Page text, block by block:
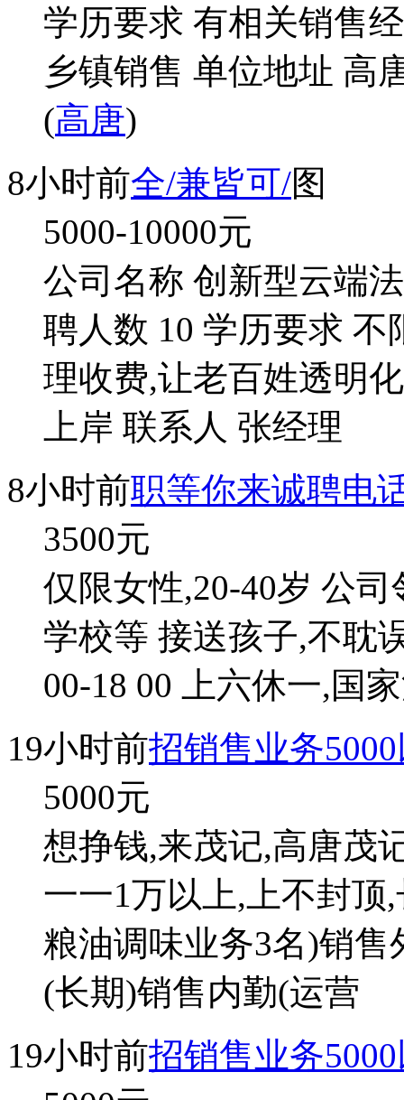
学历要求 有相关销售
乡镇销售 单位地址 高
(高唐)
8小时前全/兼皆可/图
5000-10000元
公司名称 创新型云端
聘人数 10 学历要求
理收费,让老百姓透明
上岸 联系人 张经理
8小时前职等你来诚聘电
3500元
仅限女性,20-40岁 公
学校等 接送孩子,不耽
00-18 00 上六休一,国
19小时前招销售业务
5000元
想挣钱,来茂记,高唐茂
一一1万以上,上不封顶
粮油调味业务3名)销售
(长期)销售内勤(运营
19小时前招销售业务